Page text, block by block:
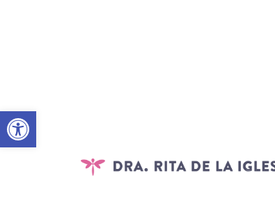
Abrir barra de herramientas